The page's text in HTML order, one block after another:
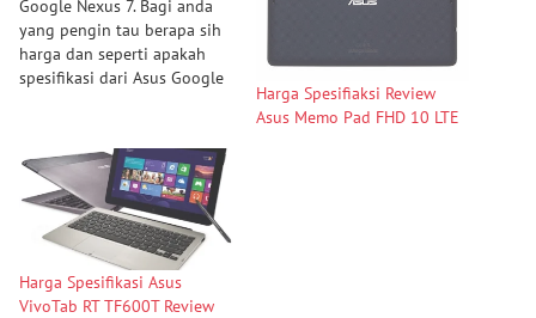
Google Nexus 7. Bagi anda
yang pengin tau berapa sih
harga dan seperti apakah
spesifikasi dari Asus Google
Terbaru akan berbagi
infonya untuk anda pecinta
ponsel Asus. Nah untuk info
selengkapnya bisa anda
simak secara detail dibawah
Harga Spesifiaksi Review
Asus Memo Pad FHD 10 LTE
Harga Spesifikasi Asus
VivoTab RT TF600T Review